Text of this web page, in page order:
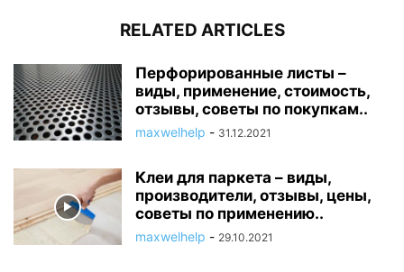
RELATED ARTICLES
Перфорированные листы –
виды, применение, стоимость,
отзывы, советы по покупкам..
maxwelhelp - 31.12.2021
Клеи для паркета – виды,
производители, отзывы, цены,
советы по применению..
maxwelhelp - 29.10.2021